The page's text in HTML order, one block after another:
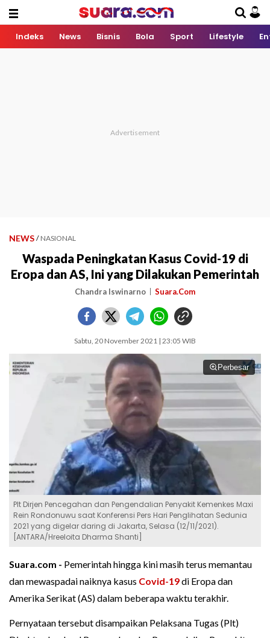
Indeks News Bisnis Bola Sport Lifestyle
NEWS / NASIONAL
Waspada Peningkatan Kasus Covid-19 di
Eropa dan AS, Ini yang Dilakukan Pemerintah
Chandra Iswinarno Suara.Com
Sabtu, 20 November 2021 | 23:05 WIB
Perbesar
Plt Dirjen Pencegahan dan Pengendalian Penyakit Kemenkes Maxi
Rein Rondonuwu saat Konferensi Pers Hari Penglihatan Sedunia
2021 yang digelar daring di Jakarta, Selasa (12/11/2021).
[ANTARA/Hreeloita Dharma Shanti]
Suara.com - Pemerintah hingga kini masih terus memantau
dan mewaspadai naiknya kasus Covid-19di Eropa dan
Amerika Serikat (AS) dalam beberapa waktu terakhir.
Pernyataan tersebut disampaikan Pelaksana Tugas (Plt)